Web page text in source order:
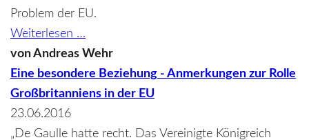
Problem der EU.
Weiterlesen …
Brexit
und
die
vonAndreas Wehr
Eine besondere Beziehung - Anmerkungen zur Rolle
Großbritanniens in der EU
23.06.2016
„De Gaulle hatte recht. Das Vereinigte Königreich